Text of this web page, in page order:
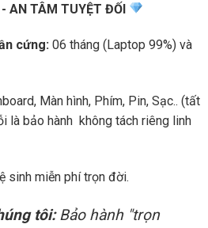
AN TÂM TUYỆT ĐỐI
cứng: 06 tháng (Laptop 99%) và
Màn hình, Phím, Pin, Sạc.. (tất
là bảo hành không tách riêng linh
sinh miễn phí trọn đời.
tôi:Bảo hành "trọn